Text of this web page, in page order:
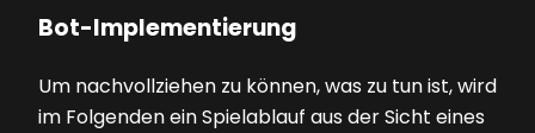
Bot-Implementierung
Um nachvollziehen zu können, was zu tun ist, wird
im Folgenden ein Spielablauf aus der Sicht eines